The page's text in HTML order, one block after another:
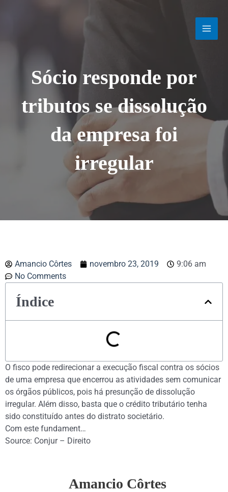
Sócio responde por
tributos se dissolução
da empresa foi
irregular
Amancio Côrtes novembro 23, 2019
9:06 am
No Comments
Índice
O fisco pode redirecionar a execução fiscal contra os sócios
de uma empresa que encerrou as atividades sem comunicar
os órgãos públicos, pois há presunção de dissolução
irregular. Além disso, basta que o crédito tributário tenha
sido constituído antes do distrato societário.
Com este fundament…
Source: Conjur – Direito
Amancio Côrtes